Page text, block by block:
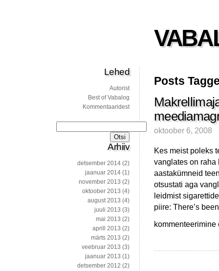
Posts
oktoober 6, 2008
Kes meist poleks
vanglates on
aastakümneid
otsustati aga
leidmist
piire: There’s
Makrellimajandusest,
ja
Lehed
Autorist
Best of Vabalog
Kommentaaridest
Arhiiv
detsember 2014 (2)
jaanuar 2014 (1)
november 2013 (2)
oktoober 2013 (4)
august 2013 (4)
juuli 2013 (3)
mai 2013 (2)
aprill 2013 (2)
märts 2013 (2)
veebruar 2013 (3)
jaanuar 2013 (1)
detsember 2012 (2)